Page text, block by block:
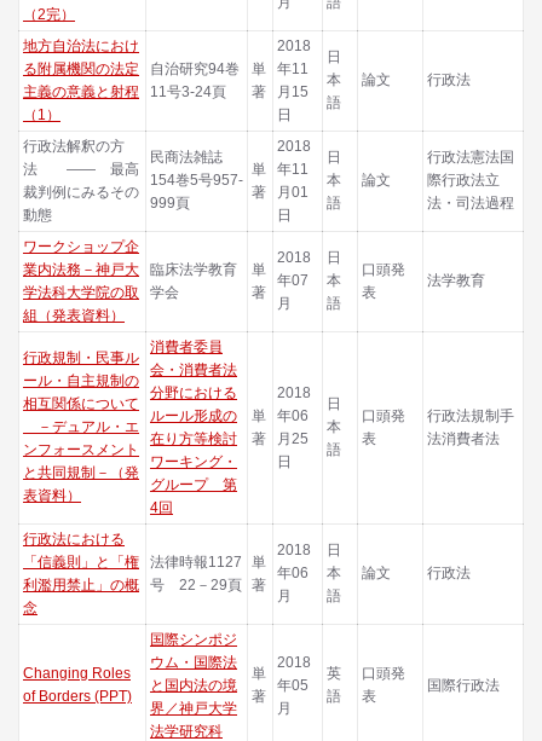
（2完）
地方自治法におけ
る附属機関の法定
主義の意義と射程
（1）
自治研究94巻
11号3-24頁
単
著
2018
年11
月15
日
日
本
語
論文 行政法
行政法解釈の方
法 ―― 最高
裁判例にみるその
動態
民商法雑誌
154巻5号957-
999頁
単
著
2018
年11
月01
日
日
本
語
論文
行政法憲法国
際行政法立
法・司法過程
ワークショップ企
業内法務－神戸大
学法科大学院の取
組（発表資料）
臨床法学教育
学会
単
著
2018
年07
月
日
本
語
口頭発
表
法学教育
行政規制・民事ル
ール・自主規制の
相互関係について
－デュアル・エ
ンフォースメント
と共同規制－（発
表資料）
消費者委員
会・消費者法
分野における
ルール形成の
在り方等検討
ワーキング・
グループ 第
4回
単
著
2018
年06
月25
日
日
本
語
口頭発
表
行政法規制手
法消費者法
行政法における
「信義則」と「権
利濫用禁止」の概
念
法律時報1127
号 22－29頁
単
著
2018
年06
月
日
本
語
論文 行政法
Changing Roles
of Borders (PPT)
国際シンポジ
ウム・国際法
と国内法の境
界／神戸大学
法学研究科
単
著
2018
年05
月
英
語
口頭発
表
国際行政法